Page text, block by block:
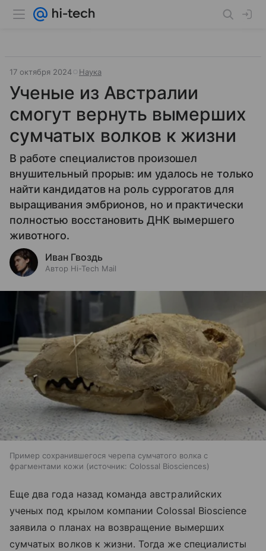
17 октября 2024 Наука
Ученые из Австралии
смогут вернуть вымерших
сумчатых волков к жизни
В работе специалистов произошел
внушительный прорыв: им удалось не только
найти кандидатов на роль суррогатов для
выращивания эмбрионов, но и практически
полностью восстановить ДНК вымершего
животного.
Иван Гвоздь
Автор Hi-Tech Mail
Пример сохранившегося черепа сумчатого волка с
фрагментами кожи
источник: Colossal Biosciences
Еще два года назад команда австралийских
ученых под крылом компании Colossal Bioscience
заявила о планах на возвращение вымерших
сумчатых волков к жизни. Тогда же специалисты